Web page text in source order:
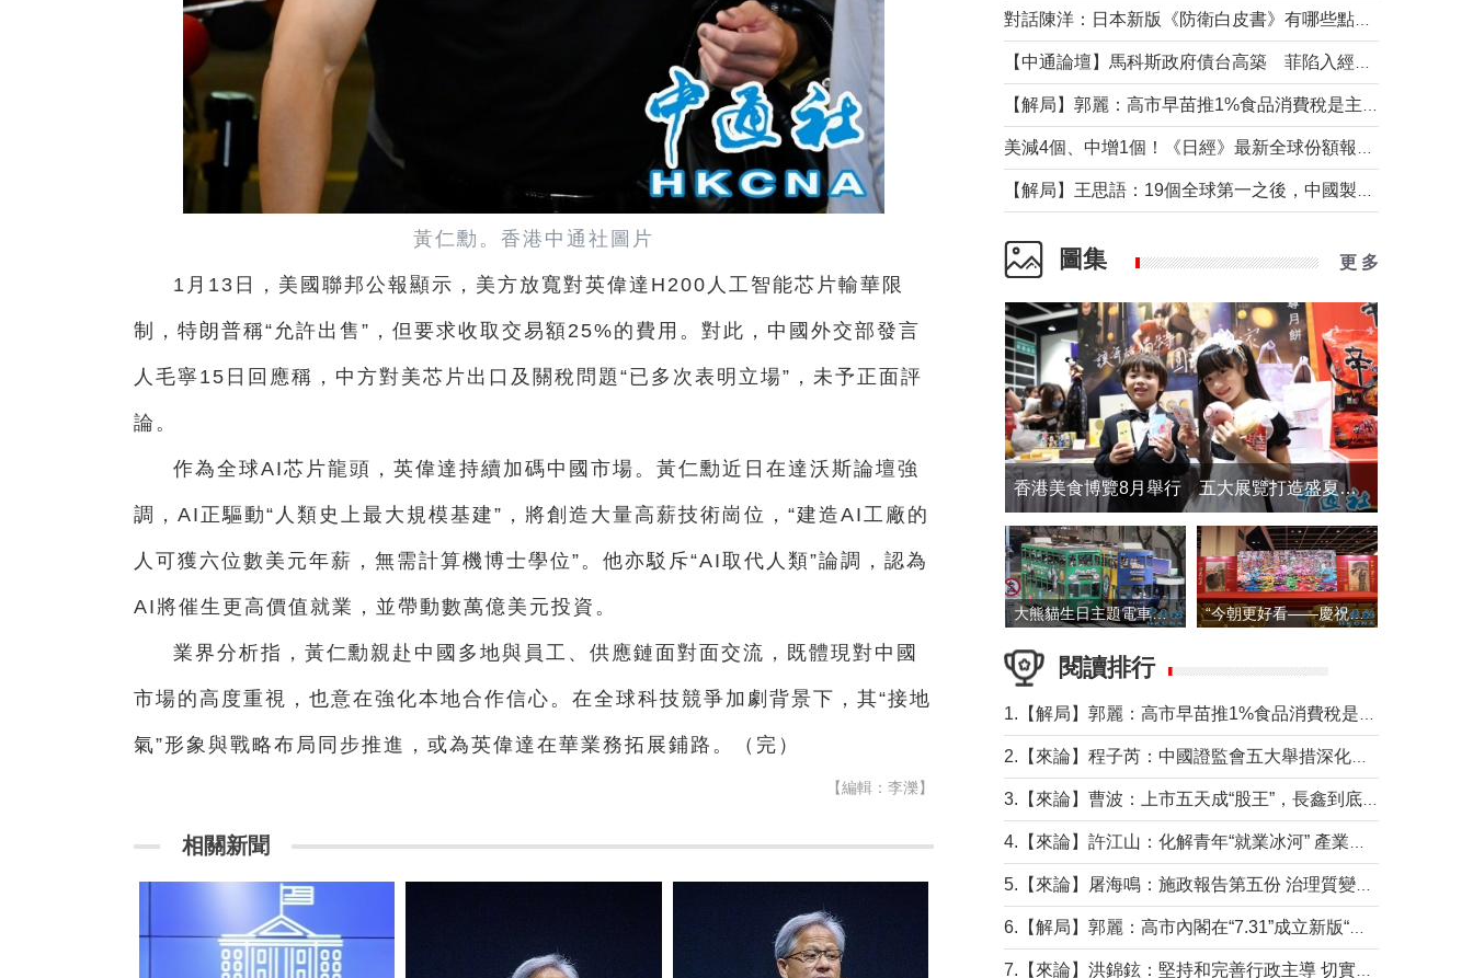
黃仁勳。香港中通社圖片
1月13日，美國聯邦公報顯示，美方放寬對英偉達H200人工智能芯片輸華限
制，特朗普稱“允許出售”，但要求收取交易額25%的費用。對此，中國外交部發言
人毛寧15日回應稱，中方對美芯片出口及關稅問題“已多次表明立場”，未予正面評
論。
作為全球AI芯片龍頭，英偉達持續加碼中國市場。黃仁勳近日在達沃斯論壇強
調，AI正驅動“人類史上最大規模基建”，將創造大量高薪技術崗位，“建造AI工廠的
人可獲六位數美元年薪，無需計算機博士學位”。他亦駁斥“AI取代人類”論調，認為
AI將催生更高價值就業，並帶動數萬億美元投資。
業界分析指，黃仁勳親赴中國多地與員工、供應鏈面對面交流，既體現對中國
市場的高度重視，也意在強化本地合作信心。在全球科技競爭加劇背景下，其“接地
氣”形象與戰略布局同步推進，或為英偉達在華業務拓展鋪路。（完）
【編輯：李濼】
相關新聞
圖集 更 多
香港美食博覽8月舉行 五大展覽打造盛夏嘉年華
大熊貓生日主題電車在香港島行駛 “今朝更好看——慶祝中國共產黨成立105周年名家作品展”6日起舉行
閱讀排行